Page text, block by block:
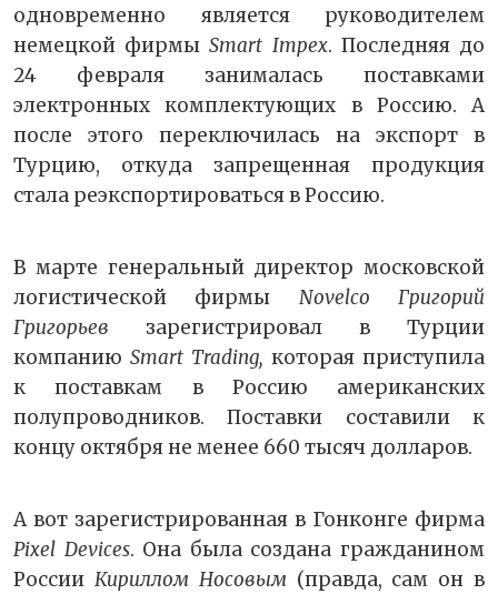
одновременно является руководителем
немецкой фирмыSmart Impex. Последняя до
24 февраля занималась поставками
электронных комплектующих в Россию. А
после этого переключилась на экспорт в
Турцию, откуда запрещенная продукция
стала реэкспортироваться в Россию.
В марте генеральный директор московской
логистической фирмы Novelco Григорий
Григорьев зарегистрировал в Турции
компанию Smart Trading, которая приступила
к поставкам в Россию американских
полупроводников. Поставки составили к
концу октября не менее 660 тысяч долларов.
А вот зарегистрированная в Гонконге фирма
Pixel Devices. Она была создана гражданином
России Кириллом Носовым(правда, сам он в